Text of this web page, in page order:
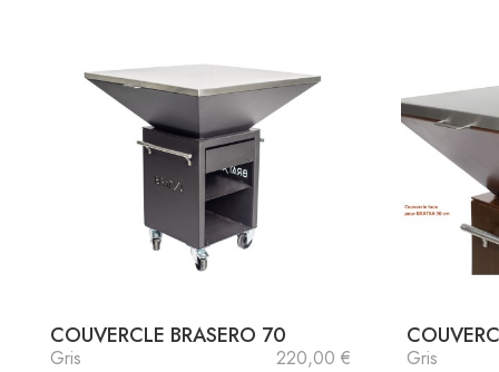
COUVERCLE BRASERO 70
Gris 220,00 € Gris